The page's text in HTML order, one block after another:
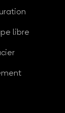
libre